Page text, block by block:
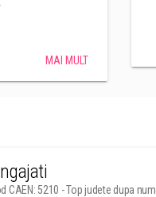
MAI MULT
CAEN: 5210 - Top judete dupa